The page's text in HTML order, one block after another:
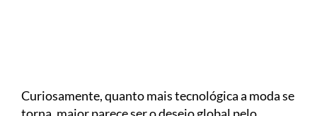
Curiosamente, quanto mais tecnológica a moda se